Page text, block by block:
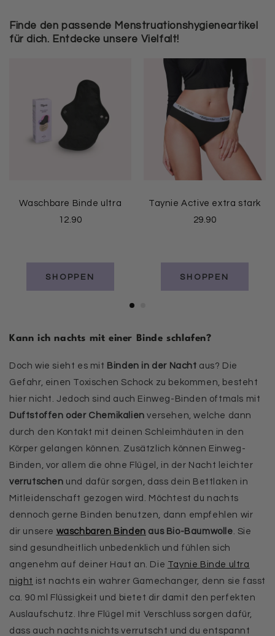
Finde den passende Menstruationshygieneartikel
für dich. Entdecke unsere Vielfalt!
Waschbare Binde ultra
12.90
SHOPPEN
Taynie Active extra stark
29.90
SHOPPEN
Kann ich nachts mit einer Binde schlafen?
Doch wie sieht es mit Binden in der Nacht aus? Die
Gefahr, einen Toxischen Schock zu bekommen, besteht
hier nicht. Jedoch sind auch Einweg-Binden oftmals mit
Duftstoffen oder Chemikalien versehen, welche dann
durch den Kontakt mit deinen Schleimhäuten in den
Körper gelangen können. Zusätzlich können Einweg-
Binden, vor allem die ohne Flügel, in der Nacht leichter
verrutschen und dafür sorgen, dass dein Bettlaken in
Mitleidenschaft gezogen wird. Möchtest du nachts
dennoch gerne Binden benutzen, dann empfehlen wir
dir unsere waschbaren Binden aus Bio-Baumwolle. Sie
sind gesundheitlich unbedenklich und fühlen sich
angenehm auf deiner Haut an. Die Taynie Binde ultra
night ist nachts ein wahrer Gamechanger, denn sie fasst
ca. 90 ml Flüssigkeit und bietet dir damit den perfekten
Auslaufschutz. Ihre Flügel mit Verschluss sorgen dafür,
dass auch nachts nichts verrutscht und du entspannt